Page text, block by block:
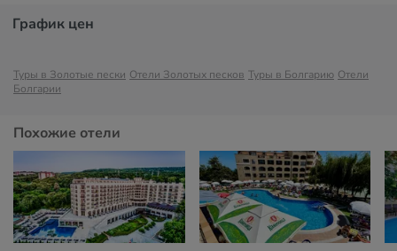
График цен
Туры в Золотые пески Отели Золотых песков Туры в Болгарию Отели
Болгарии
Похожие отели